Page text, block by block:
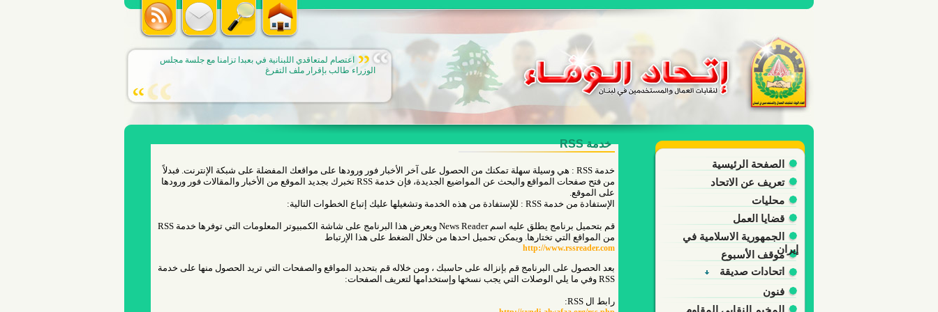
اعتصام لمتعاقدي اللبنانية في بعبدا تزامنا مع جلسة مجلس
الوزراء طالب بإقرار ملف التفرغ
خدمة RSS
خدمة RSS : هي وسيلة سهلة تمكنك من الحصول على آخر الأخبار فور ورودها على مواقعك المفضلة على شبكة الإنترنت. فبدلاً
من فتح صفحات المواقع والبحث عن المواضيع الجديدة، فإن خدمة RSS تخبرك بجديد الموقع من الأخبار والمقالات فور ورودها
على الموقع.
الإستفادة من خدمة RSS : للإستفادة من هذه الخدمة وتشغيلها عليك إتباع الخطوات التالية:
قم بتحميل برنامج يطلق عليه اسم News Reader ويعرض هذا البرنامج على شاشة الكمبيوتر المعلومات التي توفرها خدمة RSS
من المواقع التي تختارها. ويمكن تحميل احدها من خلال الضغط على هذا الإرتباط
http://www.rssreader.com
بعد الحصول على البرنامج قم بإنزاله على حاسبك ، ومن خلاله قم بتحديد المواقع والصفحات التي تريد الحصول منها على خدمة
RSS وفي ما يلي الوصلات التي يجب نسخها وإستخدامها لتعريف الصفحات:
رابط ال RSS:
الصفحة الرئيسية
تعريف عن الاتحاد
محليات
قضايا العمل
الجمهورية الاسلامية في
إيرانموقف الأسبوع
اتحادات صديقة
فنون
المخيم النقابي المقاوم